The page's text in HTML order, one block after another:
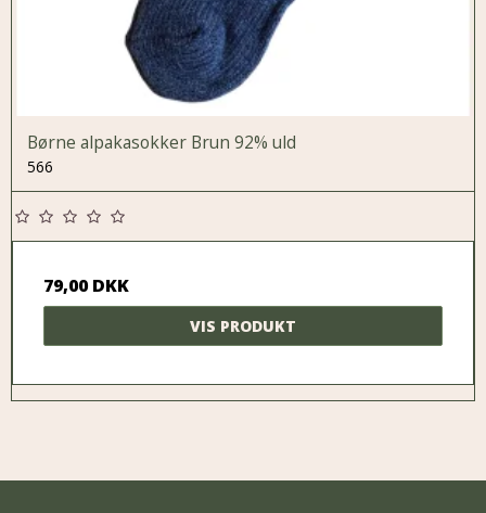
Børne alpakasokker Brun 92% uld
566
79,00 DKK
VIS PRODUKT